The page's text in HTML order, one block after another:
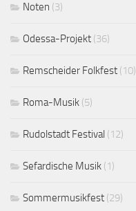
Noten (3)
Odessa-Projekt (36)
Remscheider Folkfest (10)
Roma-Musik (5)
Rudolstadt Festival (12)
Sefardische Musik (1)
Sommermusikfest (29)